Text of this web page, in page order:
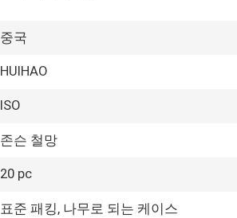
중국
HUIHAO
ISO
존슨 철망
20 pc
표준 패킹, 나무로 되는 케이스